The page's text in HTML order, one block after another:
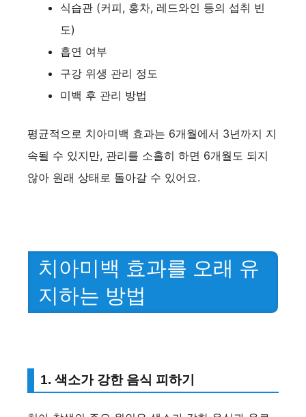
식습관 (커피, 홍차, 레드와인 등의 섭취 빈
도)
흡연 여부
구강 위생 관리 정도
미백 후 관리 방법
평균적으로 치아미백 효과는 6개월에서 3년까지 지
속될 수 있지만, 관리를 소홀히 하면 6개월도 되지
않아 원래 상태로 돌아갈 수 있어요.
치아미백 효과를 오래 유
지하는 방법
1. 색소가 강한 음식 피하기